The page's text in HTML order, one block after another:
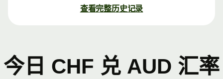
查看完整历史记录
今日 CHF 兑 AUD 汇率